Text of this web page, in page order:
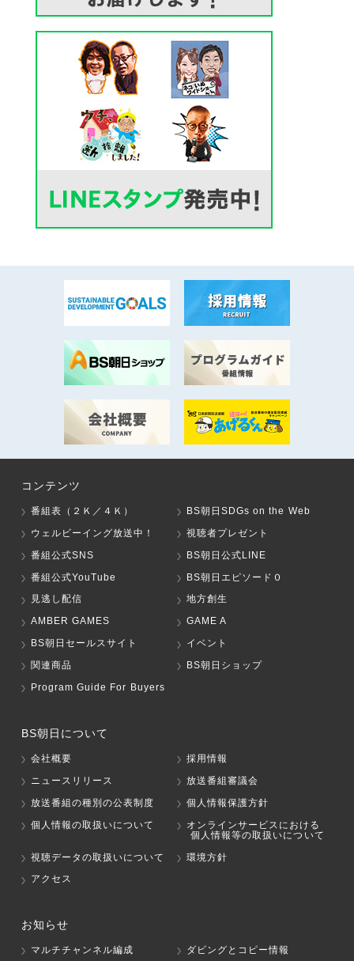
コンテンツ
番組表（２Ｋ／４Ｋ）
BS朝日SDGs on the Web
ウェルビーイング放送中！
視聴者プレゼント
番組公式SNS
BS朝日公式LINE
番組公式YouTube
BS朝日エピソード０
見逃し配信
地方創生
AMBER GAMES
GAME A
BS朝日セールスサイト
イベント
関連商品
BS朝日ショップ
Program Guide For Buyers
BS朝日について
会社概要
採用情報
ニュースリリース
放送番組審議会
放送番組の種別の公表制度
個人情報保護方針
個人情報の取扱いについて
オンラインサービスにおける
個人情報等の取扱いについて
視聴データの取扱いについて
環境方針
アクセス
お知らせ
マルチチャンネル編成 ダビングとコピー情報